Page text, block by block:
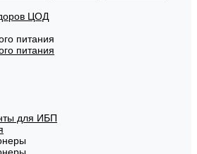
ЦОД
питания
питания
для ИБП